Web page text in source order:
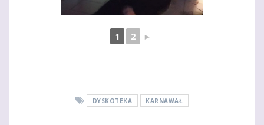
1 2 ►
DYSKOTEKA KARNAWAŁ